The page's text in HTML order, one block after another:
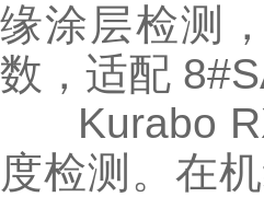
缘涂层检测
数，适配
Kurabo
度检测。在